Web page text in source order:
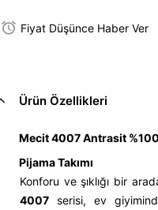
Fiyat Düşünce Haber Ver
Ürün Özellikleri
Mecit 4007 Antrasit
Pijama Takımı
Konforu ve şıklığı bir
4007 serisi, ev